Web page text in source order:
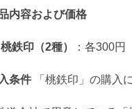
内容および価格
桃鉄印（2種） ：各300円
条件「桃鉄印」の購入に